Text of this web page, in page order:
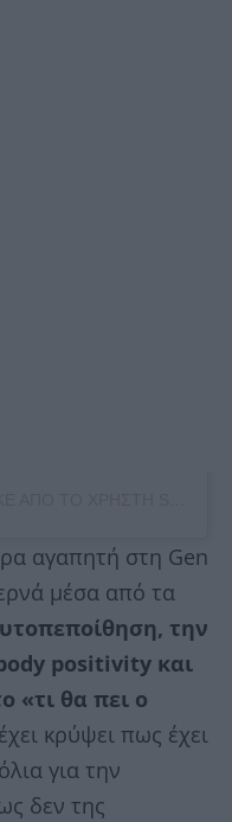
αγαπητή στη Gen
μέσα από τα
την
positivity και
«τι θα πει ο
κρύψει πως έχει
για την
δεν της